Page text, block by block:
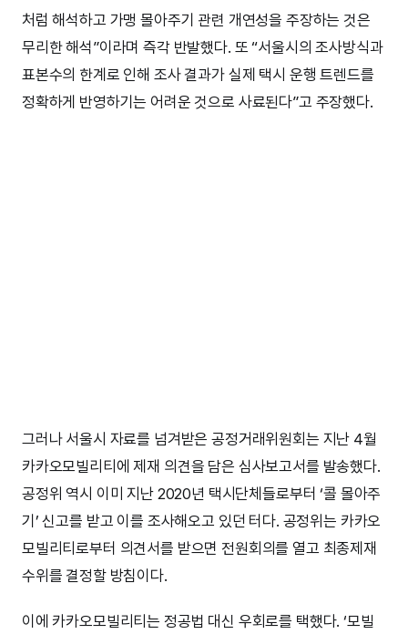
처럼 해석하고 가맹 몰아주기 관련 개연성을 주장하는 것은
무리한 해석”이라며 즉각 반발했다. 또 “서울시의 조사방식과
표본수의 한계로 인해 조사 결과가 실제 택시 운행 트렌드를
정확하게 반영하기는 어려운 것으로 사료된다”고 주장했다.
그러나 서울시 자료를 넘겨받은 공정거래위원회는 지난 4월
카카오모빌리티에 제재 의견을 담은 심사보고서를 발송했다.
공정위 역시 이미 지난 2020년 택시단체들로부터 ‘콜 몰아주
기’ 신고를 받고 이를 조사해오고 있던 터다. 공정위는 카카오
모빌리티로부터 의견서를 받으면 전원회의를 열고 최종제재
수위를 결정할 방침이다.
이에 카카오모빌리티는 정공법 대신 우회로를 택했다. ‘모빌